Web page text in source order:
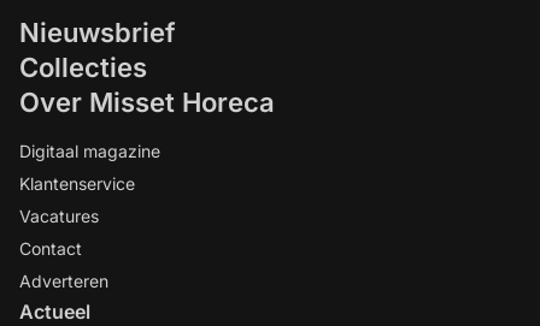
Nieuwsbrief
Collecties
Over Misset Horeca
Digitaal magazine
Klantenservice
Vacatures
Contact
Adverteren
Actueel